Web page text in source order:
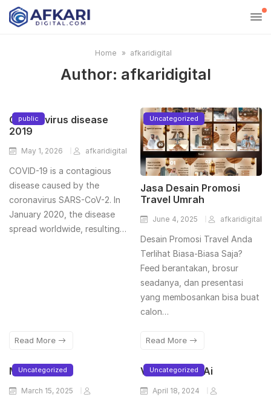
Home afkaridigital
Author: afkaridigital
public
Coronavirus disease
2019
May 1, 2026 afkaridigital
COVID-19 is a contagious
disease caused by the
coronavirus SARS-CoV-2. In
January 2020, the disease
spread worldwide, resulting…
Read More
Uncategorized
Jasa Desain Promosi
Travel Umrah
June 4, 2025 afkaridigital
Desain Promosi Travel Anda
Terlihat Biasa-Biasa Saja?
Feed berantakan, brosur
seadanya, dan presentasi
yang membosankan bisa buat
calon…
Read More
Uncategorized
Meta Sales
March 15, 2025
Uncategorized
Video Cerita Ai
April 18, 2024